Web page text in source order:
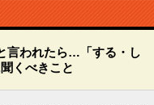
言われたら…「する・し
くべきこと